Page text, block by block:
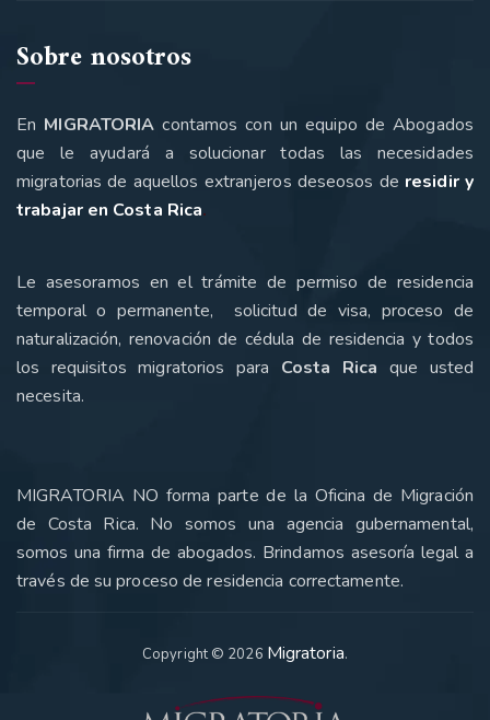
Sobre nosotros
En MIGRATORIA contamos con un equipo de Abogados
que le ayudará a solucionar todas las necesidades
migratorias de aquellos extranjeros deseosos de residir y
trabajar en Costa Rica.
Le asesoramos en el trámite de permiso de residencia
temporal o permanente, solicitud de visa, proceso de
naturalización, renovación de cédula de residencia y todos
los requisitos migratorios para Costa Rica que usted
necesita.
MIGRATORIA NO forma parte de la Oficina de Migración
de Costa Rica. No somos una agencia gubernamental,
somos una firma de abogados. Brindamos asesoría legal a
través de su proceso de residencia correctamente.
Copyright © 2026 Migratoria.
Hola 👋🏻